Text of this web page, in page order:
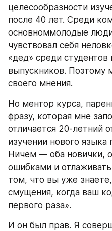
целесообразности
после 40 лет. Среди
основноммолодые
чувствовал себя
«дед» среди
выпускников. Поэтому
своего мнения.
Но ментор курса,
фразу, которая мне
отличается 20-летний
изучении нового
Ничем — оба новички,
ошибками и
том, что вы уже
смущения, когда ваш
первого раза».
И он был прав. Я